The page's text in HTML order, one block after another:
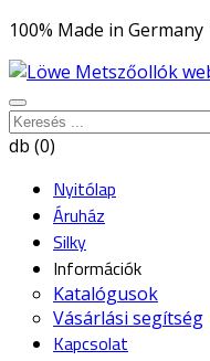
100% Made in Germany
db (0)
Nyitólap
Áruház
Silky
Információk
Katalógusok
Vásárlási segítség
Kapcsolat